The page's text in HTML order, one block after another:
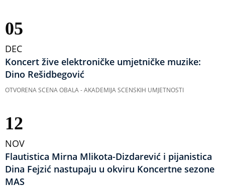
05
DEC
Koncert žive elektroničke umjetničke muzike:
Dino Rešidbegović
OTVORENA SCENA OBALA - AKADEMIJA SCENSKIH UMJETNOSTI
12
NOV
Flautistica Mirna Mlikota-Dizdarević i pijanistica
Dina Fejzić nastupaju u okviru Koncertne sezone
MAS